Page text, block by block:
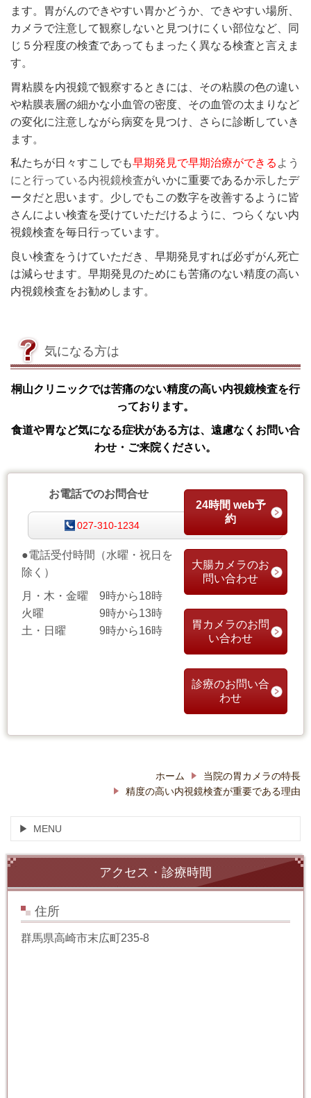
ます。胃がんのできやすい胃かどうか、できやすい場所、
カメラで注意して観察しないと見つけにくい部位など、同
じ５分程度の検査であってもまったく異なる検査と言えま
す。
胃粘膜を内視鏡で観察するときには、その粘膜の色の違い
や粘膜表層の細かな小血管の密度、その血管の太まりなど
の変化に注意しながら病変を見つけ、さらに診断していき
ます。
私たちが日々すこしでも早期発見で早期治療ができる よう
にと行っている内視鏡検査がいかに重要であるか示したデ
ータだと思います。少しでもこの数字を改善するように皆
さんによい検査を受けていただけるように、つらくない内
視鏡検査を毎日行っています。
良い検査をうけていただき、早期発見すれば必ずがん死亡
は減らせます。早期発見のためにも苦痛のない精度の高い
内視鏡検査をお勧めします。
気になる方は
桐山クリニックでは苦痛のない精度の高い内視鏡検査を行
っております。
食道や胃など気になる症状がある方は、遠慮なくお問い合
わせ・ご来院ください。
24時間 web予
約
大腸カメラのお
問い合わせ
胃カメラのお問
い合わせ
診療のお問い合
わせ
お電話でのお問合せ
027-310-1234
●電話受付時間 （水曜・祝日を
除く）
月・木・金曜 9時から18時
火曜 9時から13時
土・日曜 9時から16時
ホーム
当院の胃カメラの特長
精度の高い内視鏡検査が重要である理由
MENU
アクセス・診療時間
住所
群馬県高崎市末広町235-8